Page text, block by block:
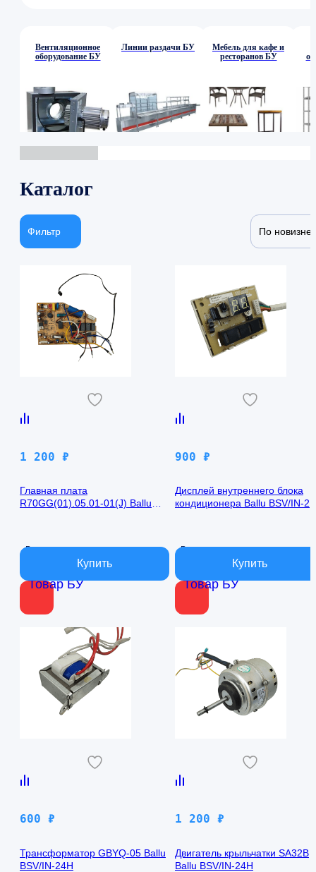
Вентиляционное
оборудование БУ
Линии раздачи БУ
Мебель для кафе и
ресторанов БУ
Каталог
Фильтр По новизне
Товар БУ
1 200 ₽
Главная плата
R70GG(01).05.01-01(J) Ballu
В наличии
Товар БУ
900 ₽
Дисплей внутреннего блока
кондиционера Ballu BSV/IN-
В наличии
600 ₽
Трансформатор GBYQ-05 Ballu
BSV/IN-24H
1 200 ₽
Двигатель крыльчатки SA32B
Ballu BSV/IN-24H